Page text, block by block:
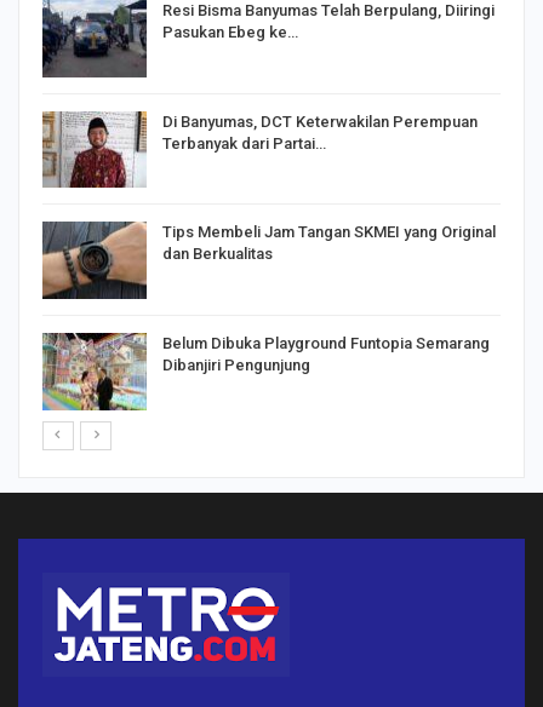
Resi Bisma Banyumas Telah Berpulang, Diiringi
Pasukan Ebeg ke…
Di Banyumas, DCT Keterwakilan Perempuan
Terbanyak dari Partai…
Tips Membeli Jam Tangan SKMEI yang Original
dan Berkualitas
Belum Dibuka Playground Funtopia Semarang
Dibanjiri Pengunjung